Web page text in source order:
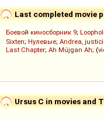
Last completed movie
Боевой киносборник 9;
Sixten; Нулевые; Andrea,
Last Chapter; Ah Müjgan Ah; (
Ursus C in movies and